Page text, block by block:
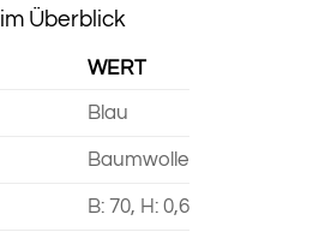
Überblick
WERT
Blau
Baumwolle
B: 70, H: 0,6